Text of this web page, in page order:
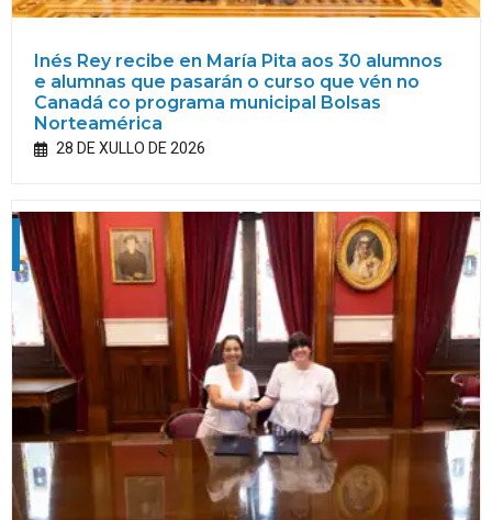
Inés Rey recibe en María Pita aos 30 alumnos
e alumnas que pasarán o curso que vén no
Canadá co programa municipal Bolsas
Norteamérica
28 DE XULLO DE 2026